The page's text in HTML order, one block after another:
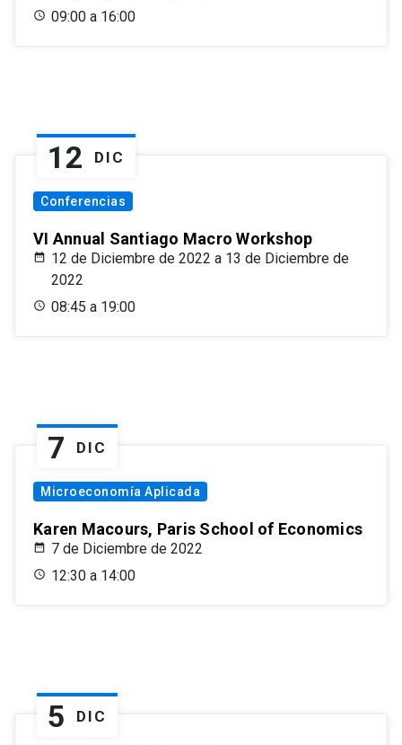
09:00 a 16:00
12 DIC
Conferencias
VI Annual Santiago Macro Workshop
12 de Diciembre de 2022 a 13 de Diciembre de
2022
08:45 a 19:00
7 DIC
Microeconomía Aplicada
Karen Macours, Paris School of Economics
7 de Diciembre de 2022
12:30 a 14:00
5 DIC